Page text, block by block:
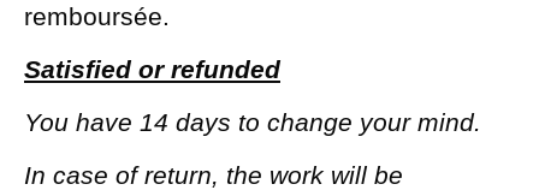
remboursée.
Satisfied or refunded
You have 14 days to change your mind.
In case of return, the work will be